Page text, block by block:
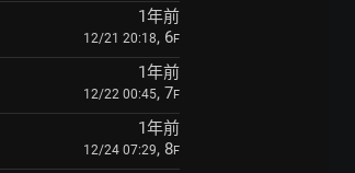
1年前
12/21 20:18, 6F
1年前
12/22 00:45, 7F
1年前
12/24 07:29, 8F